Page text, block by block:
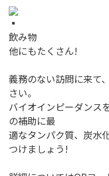
飲み物
他にもたくさん!
義務のない訪問に来て
さい。
バイオインピーダンス
の補助に最
適なタンパク質、炭水
つけましょう!